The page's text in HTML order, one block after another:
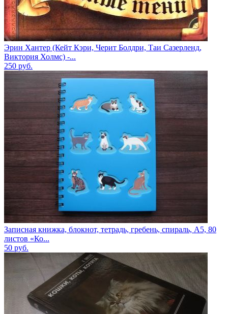
Эрин Хантер (Кейт Кэри, Черит Болдри, Таи Сазерленд,
Виктория Холмс) -...
250 руб.
Записная книжка, блокнот, тетрадь, гребень, спираль, А5, 80
листов «Ко...
50 руб.